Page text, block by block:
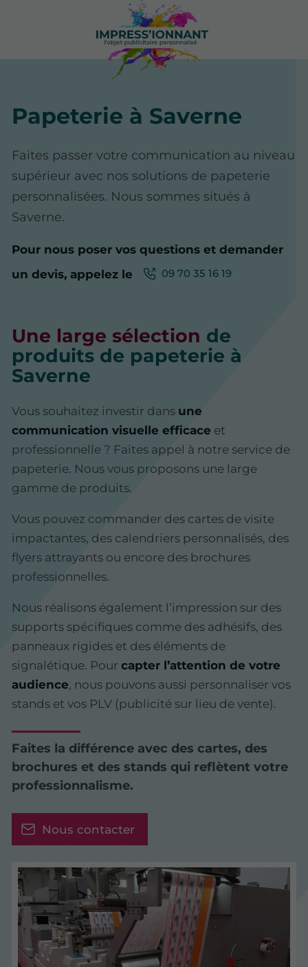
Papeterie à Saverne
Faites passer votre communication au niveau
supérieur avec nos solutions de papeterie
personnalisées. Nous sommes situés à
Saverne.
Pour nous poser vos questions et demander
un devis, appelez le
09 70 35 16 19
Une large sélection de
produits de papeterie à
Saverne
Vous souhaitez investir dans une
communication visuelle efficace et
professionnelle ? Faites appel à notre service de
papeterie. Nous vous proposons une large
gamme de produits.
Vous pouvez commander des cartes de visite
impactantes, des calendriers personnalisés, des
flyers attrayants ou encore des brochures
professionnelles.
Nous réalisons également l’impression sur des
supports spécifiques comme des adhésifs, des
panneaux rigides et des éléments de
signalétique. Pour capter l’attention de votre
audience, nous pouvons aussi personnaliser vos
stands et vos PLV (publicité sur lieu de vente).
Faites la différence avec des cartes, des
brochures et des stands qui reflètent votre
professionnalisme.
Nous contacter